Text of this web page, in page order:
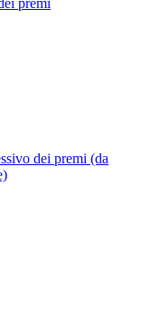
premi
dei premi (da